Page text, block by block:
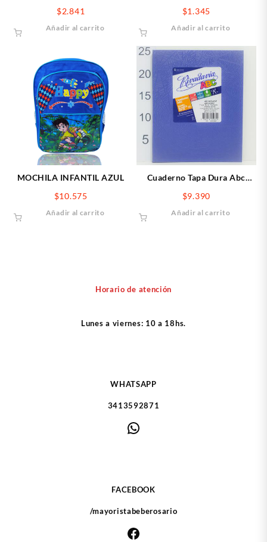
$2.841
Añadir al carrito
$1.345
Añadir al carrito
MOCHILA INFANTIL AZUL
$10.575
Añadir al carrito
Cuaderno Tapa Dura Abc
Rivadavia X50 Hojas Rayadas
Azul
$9.390
Añadir al carrito
Horario de atención
Lunes a viernes: 10 a 18hs.
WHATSAPP
3413592871
WhatsApp
FACEBOOK
/mayoristabeberosario
Facebook